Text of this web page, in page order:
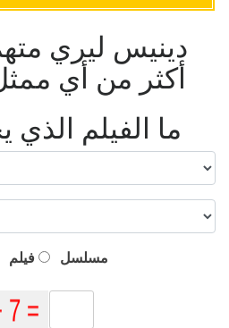
دينيس ليري
أكثر من أي
ما الفيلم
فيلم مسلسل